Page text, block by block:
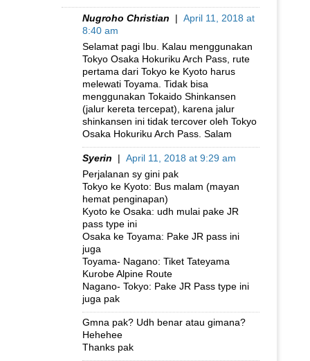
Nugroho Christian | April 11, 2018 at
8:40 am
Selamat pagi Ibu. Kalau menggunakan
Tokyo Osaka Hokuriku Arch Pass, rute
pertama dari Tokyo ke Kyoto harus
melewati Toyama. Tidak bisa
menggunakan Tokaido Shinkansen
(jalur kereta tercepat), karena jalur
shinkansen ini tidak tercover oleh Tokyo
Osaka Hokuriku Arch Pass. Salam
Syerin | April 11, 2018 at 9:29 am
Perjalanan sy gini pak
Tokyo ke Kyoto: Bus malam (mayan
hemat penginapan)
Kyoto ke Osaka: udh mulai pake JR
pass type ini
Osaka ke Toyama: Pake JR pass ini
juga
Toyama- Nagano: Tiket Tateyama
Kurobe Alpine Route
Nagano- Tokyo: Pake JR Pass type ini
juga pak
Gmna pak? Udh benar atau gimana?
Hehehee
Thanks pak